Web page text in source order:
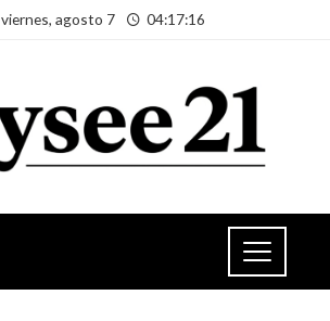
viernes, agosto 7 04:17:16